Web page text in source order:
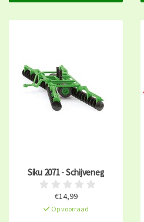
Siku 2071 - Schijveneg
€14,99
Op voorraad